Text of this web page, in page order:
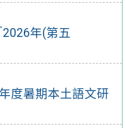
年(第五
度暑期本土語文研